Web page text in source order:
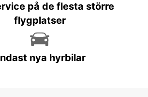
på de flesta större
flygplatser
nya hyrbilar